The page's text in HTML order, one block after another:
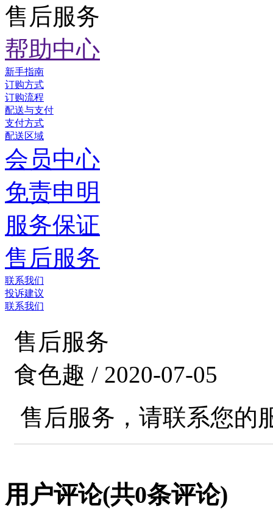
售后服务
帮助中心
新手指南
订购方式
订购流程
配送与支付
支付方式
配送区域
会员中心
免责申明
服务保证
售后服务
联系我们
投诉建议
联系我们
售后服务
食色趣 / 2020-07-05
售后服务，请联系您的
用户评论(共0条评论)